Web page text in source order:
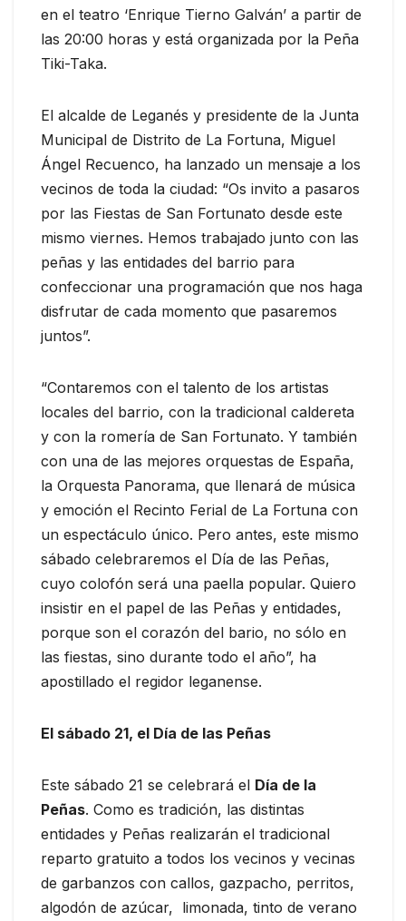
en el teatro ‘Enrique Tierno Galván’ a partir de
las 20:00 horas y está organizada por la Peña
Tiki-Taka.
El alcalde de Leganés y presidente de la Junta
Municipal de Distrito de La Fortuna, Miguel
Ángel Recuenco, ha lanzado un mensaje a los
vecinos de toda la ciudad: “Os invito a pasaros
por las Fiestas de San Fortunato desde este
mismo viernes. Hemos trabajado junto con las
peñas y las entidades del barrio para
confeccionar una programación que nos haga
disfrutar de cada momento que pasaremos
juntos”.
“Contaremos con el talento de los artistas
locales del barrio, con la tradicional caldereta
y con la romería de San Fortunato. Y también
con una de las mejores orquestas de España,
la Orquesta Panorama, que llenará de música
y emoción el Recinto Ferial de La Fortuna con
un espectáculo único. Pero antes, este mismo
sábado celebraremos el Día de las Peñas,
cuyo colofón será una paella popular. Quiero
insistir en el papel de las Peñas y entidades,
porque son el corazón del bario, no sólo en
las fiestas, sino durante todo el año”, ha
apostillado el regidor leganense.
El sábado 21, el Día de las Peñas
Este sábado 21 se celebrará el Día de la
Peñas. Como es tradición, las distintas
entidades y Peñas realizarán el tradicional
reparto gratuito a todos los vecinos y vecinas
de garbanzos con callos, gazpacho, perritos,
algodón de azúcar, limonada, tinto de verano